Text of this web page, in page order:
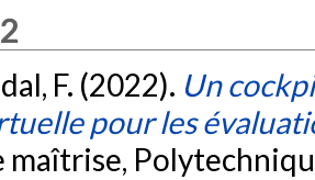
F. (2022). Un
pour les
maîtrise,